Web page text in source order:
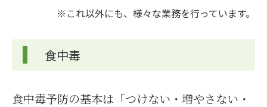
※これ以外にも、様々な業務を行っています。
食中毒
食中毒予防の基本は「つけない・増やさない・